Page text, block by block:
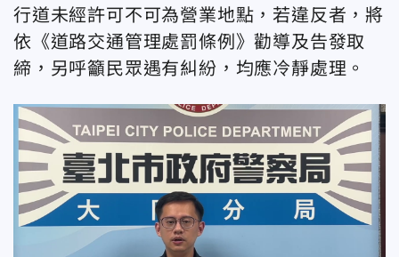
行道未經許可不可為營業地點，若違反者，將
依《道路交通管理處罰條例》勸導及告發取
締，另呼籲民眾遇有糾紛，均應冷靜處理。